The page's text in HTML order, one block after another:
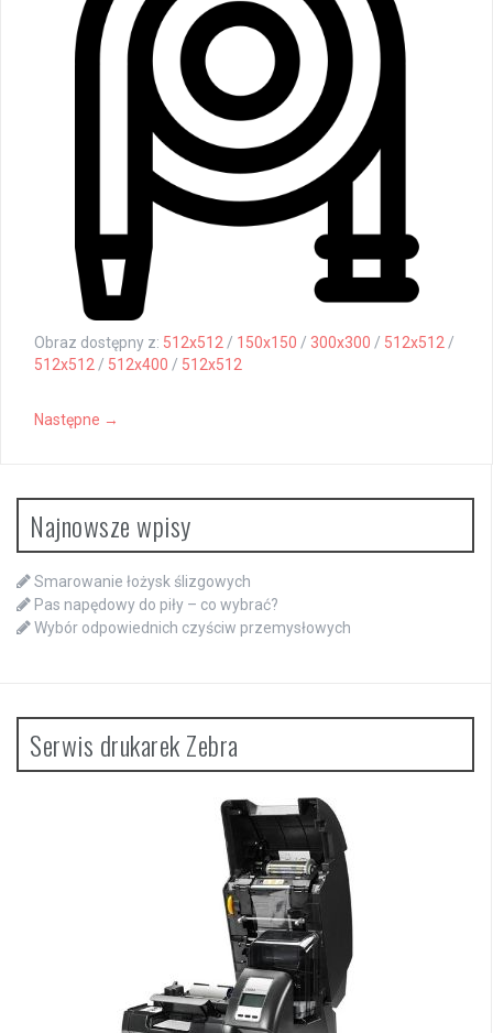
Obraz dostępny z: 512x512 / 150x150 / 300x300 / 512x512 /
512x512 / 512x400 / 512x512
Następne →
Najnowsze wpisy
Smarowanie łożysk ślizgowych
Pas napędowy do piły – co wybrać?
Wybór odpowiednich czyściw przemysłowych
Serwis drukarek Zebra